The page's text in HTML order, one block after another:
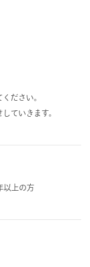
ださい。
ていきます。
以上の方